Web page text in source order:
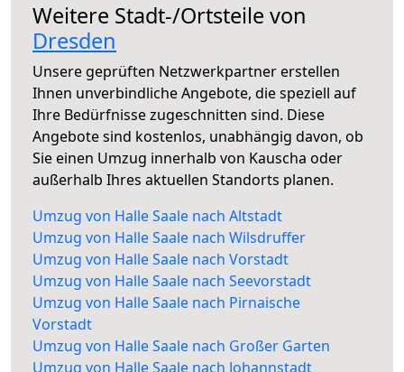
Weitere Stadt-/Ortsteile von
Dresden
Unsere geprüften Netzwerkpartner erstellen
Ihnen unverbindliche Angebote, die speziell auf
Ihre Bedürfnisse zugeschnitten sind. Diese
Angebote sind kostenlos, unabhängig davon, ob
Sie einen Umzug innerhalb von Kauscha oder
außerhalb Ihres aktuellen Standorts planen.
Umzug von Halle Saale nach Altstadt
Umzug von Halle Saale nach Wilsdruffer
Umzug von Halle Saale nach Vorstadt
Umzug von Halle Saale nach Seevorstadt
Umzug von Halle Saale nach Pirnaische
Vorstadt
Umzug von Halle Saale nach Großer Garten
Umzug von Halle Saale nach Johannstadt